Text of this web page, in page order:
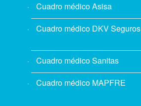
Cuadro médico Asisa
Cuadro médico DKV Seguros
Cuadro médico Sanitas
Cuadro médico MAPFRE